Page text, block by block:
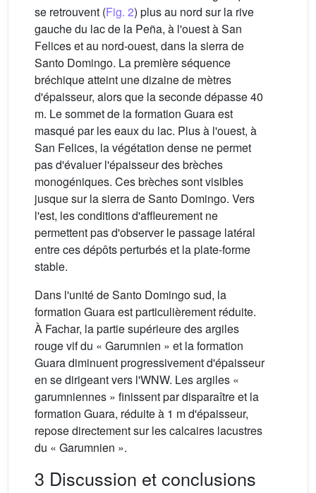
se retrouvent (Fig. 2) plus au nord sur la rive
gauche du lac de la Peña, à l'ouest à San
Felices et au nord-ouest, dans la sierra de
Santo Domingo. La première séquence
bréchique atteint une dizaine de mètres
d'épaisseur, alors que la seconde dépasse 40
m. Le sommet de la formation Guara est
masqué par les eaux du lac. Plus à l'ouest, à
San Felices, la végétation dense ne permet
pas d'évaluer l'épaisseur des brèches
monogéniques. Ces brèches sont visibles
jusque sur la sierra de Santo Domingo. Vers
l'est, les conditions d'affleurement ne
permettent pas d'observer le passage latéral
entre ces dépôts perturbés et la plate-forme
stable.
Dans l'unité de Santo Domingo sud, la
formation Guara est particulièrement réduite.
À Fachar, la partie supérieure des argiles
rouge vif du « Garumnien » et la formation
Guara diminuent progressivement d'épaisseur
en se dirigeant vers l'WNW. Les argiles «
garumniennes » finissent par disparaître et la
formation Guara, réduite à 1 m d'épaisseur,
repose directement sur les calcaires lacustres
du « Garumnien ».
3 Discussion et conclusions